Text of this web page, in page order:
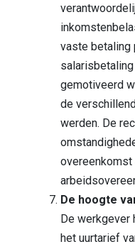
vaste betaling
gemotiveerd
de
werden. De
overeenkomst
De hoogte
De
het uurtarief